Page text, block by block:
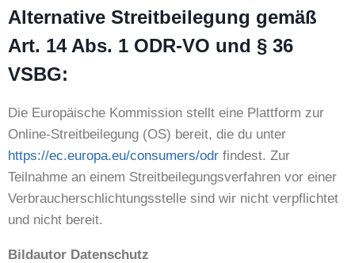
Alternative Streitbeilegung gemäß
Art. 14 Abs. 1 ODR-VO und § 36
VSBG:
Die Europäische Kommission stellt eine Plattform zur
Online-Streitbeilegung (OS) bereit, die du unter
https://ec.europa.eu/consumers/odr findest. Zur
Teilnahme an einem Streitbeilegungsverfahren vor einer
Verbraucherschlichtungsstelle sind wir nicht verpflichtet
und nicht bereit.
Bildautor Datenschutz